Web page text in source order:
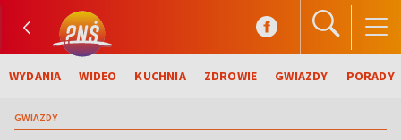
WYDANIA WIDEO KUCHNIA ZDROWIE GWIAZDY PORADY
GWIAZDY